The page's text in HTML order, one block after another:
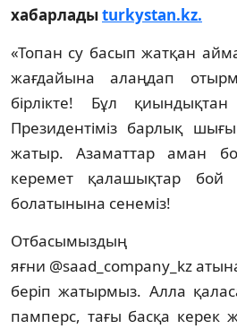
хабарладыturkystan.kz.
«Топан су басып жатқан
жағдайына алаңдап
бірлікте! Бұл
Президентіміз барлық
жатыр. Азаматтар аман
керемет қалашықтар бой
болатынына сенеміз!
яғни @saad_company_kz
беріп жатырмыз. Алла
памперс, тағы басқа керек